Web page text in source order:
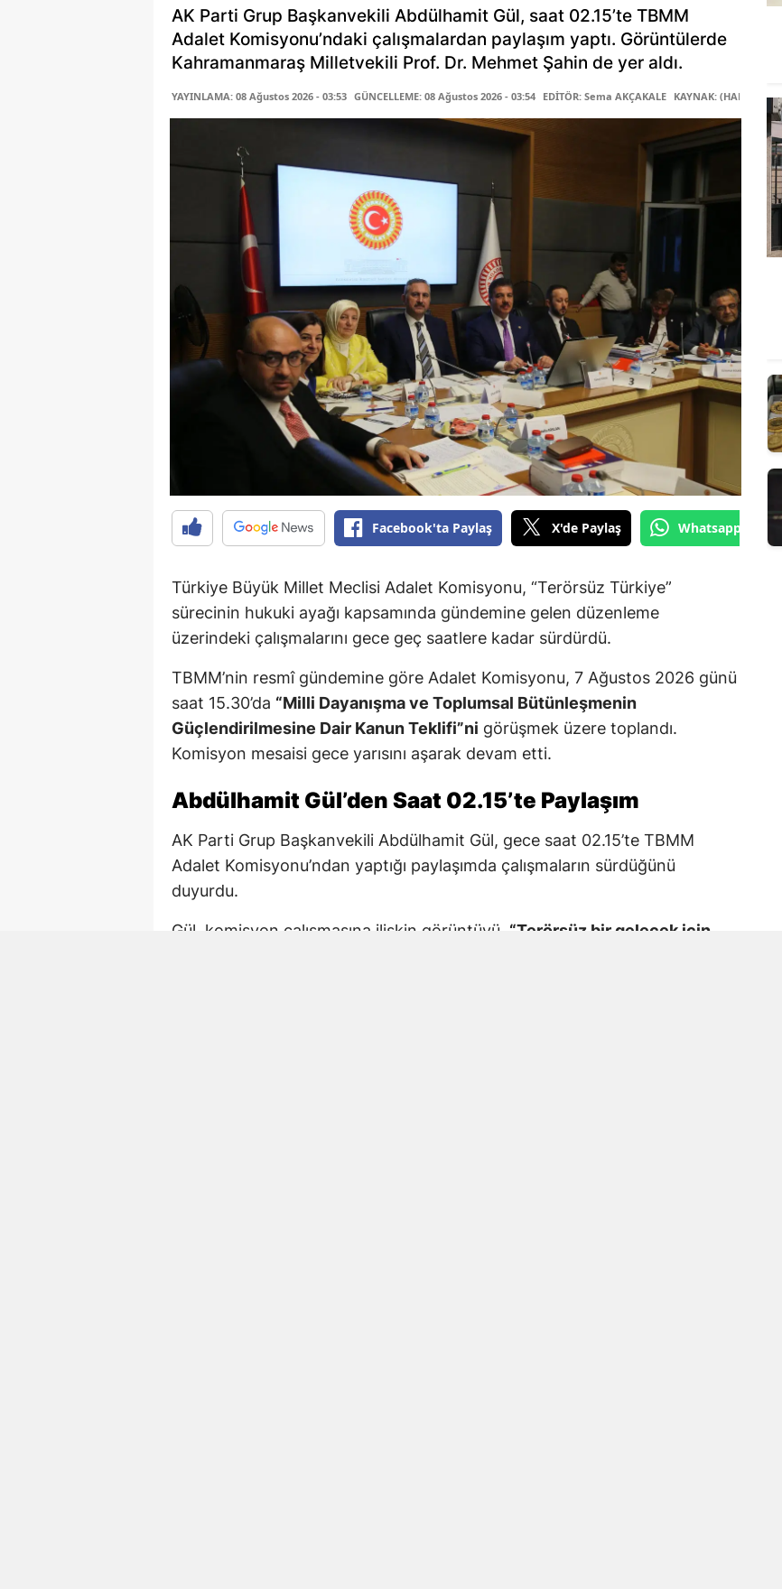
AK Parti Grup Başkanvekili Abdülhamit Gül, saat 02.15’te TBMM
Adalet Komisyonu’ndaki çalışmalardan paylaşım yaptı. Görüntülerde
Kahramanmaraş Milletvekili Prof. Dr. Mehmet Şahin de yer aldı.
YAYINLAMA: 08 Ağustos 2026 - 03:53 GÜNCELLEME: 08 Ağustos 2026 - 03:54 EDİTÖR: Sema AKÇAKALE KAYNAK: (HABER
Facebook'ta Paylaş X'de Paylaş Whatsapp'tan
Türkiye Büyük Millet Meclisi Adalet Komisyonu, “Terörsüz Türkiye”
sürecinin hukuki ayağı kapsamında gündemine gelen düzenleme
üzerindeki çalışmalarını gece geç saatlere kadar sürdürdü.
TBMM’nin resmî gündemine göre Adalet Komisyonu, 7 Ağustos 2026 günü
saat 15.30’da “Milli Dayanışma ve Toplumsal Bütünleşmenin
Güçlendirilmesine Dair Kanun Teklifi”ni görüşmek üzere toplandı.
Komisyon mesaisi gece yarısını aşarak devam etti.
Abdülhamit Gül’den Saat 02.15’te Paylaşım
AK Parti Grup Başkanvekili Abdülhamit Gül, gece saat 02.15’te TBMM
Adalet Komisyonu’ndan yaptığı paylaşımda çalışmaların sürdüğünü
duyurdu.
Gül, komisyon çalışmasına ilişkin görüntüyü, “Terörsüz bir gelecek için